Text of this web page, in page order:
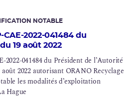
NOTABLE
CAE-2022-041484 du
19 août 2022
041484 du Président de l’Autorité
2022 autorisant ORANO Recyclage
les modalités d’exploitation
Hague